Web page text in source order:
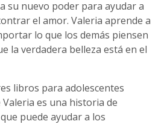
su nuevo poder para ayudar a
el amor. Valeria aprende a
lo que los demás piensen
la verdadera belleza está en el
libros para adolescentes
es una historia de
puede ayudar a los